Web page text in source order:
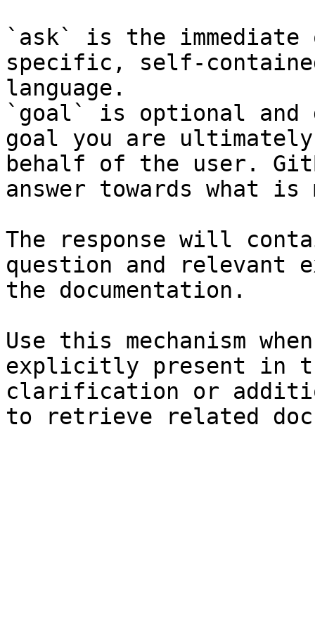
`ask` is the
specific, self-
language.
`goal` is optional and
goal you are
behalf of the user.
answer towards what
The response will
question and relevant
the documentation.
Use this mechanism
explicitly present in
clarification or